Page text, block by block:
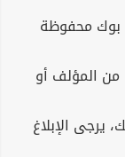
بوك محفوظة
المؤلف أو
يرجى الإبلاغ